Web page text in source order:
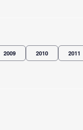
2009 2010 2011